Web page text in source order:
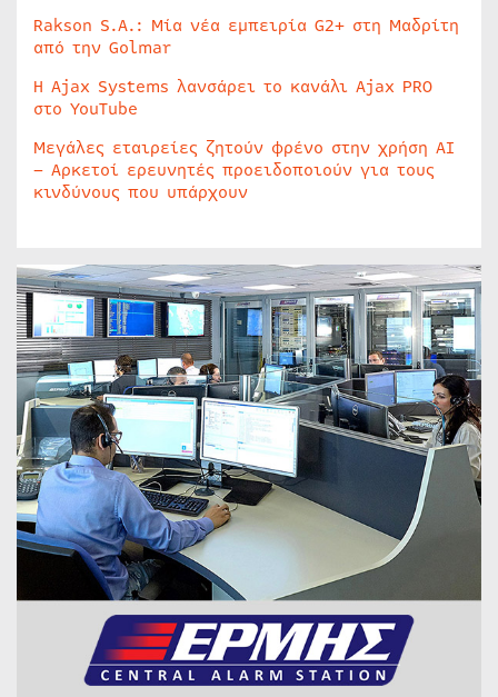
Rakson S.A.: Μία νέα εμπειρία G2+ στη Μαδρίτη
από την Golmar
Η Ajax Systems λανσάρει το κανάλι Ajax PRO
στο YouTube
Μεγάλες εταιρείες ζητούν φρένο στην χρήση AI
– Αρκετοί ερευνητές προειδοποιούν για τους
κινδύνους που υπάρχουν